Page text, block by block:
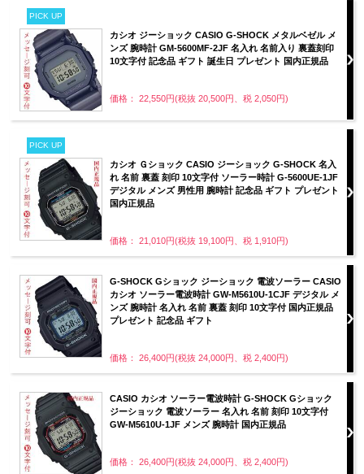
PICK UP
カシオ ジーショック CASIO G-SHOCK メタルベゼル メ
ンズ 腕時計 GM-5600MF-2JF 名入れ 名前入り 裏蓋刻印
10文字付 記念品 ギフト 誕生日 プレゼント 国内正規品
価格： 22,550円(税抜 20,500円、税 2,050円)
PICK UP
カシオ Ｇショック CASIO ジーショック G-SHOCK 名入
れ 名前 裏蓋 刻印 10文字付 ソーラー時計 G-5600UE-1JF
デジタル メンズ 男性用 腕時計 記念品 ギフト プレゼント
国内正規品
価格： 21,010円(税抜 19,100円、税 1,910円)
G-SHOCK Gショック ジーショック 電波ソーラー CASIO
カシオ ソーラー電波時計 GW-M5610U-1CJF デジタル メ
ンズ 腕時計 名入れ 名前 裏蓋 刻印 10文字付 国内正規品
プレゼント 記念品 ギフト
価格： 26,400円(税抜 24,000円、税 2,400円)
CASIO カシオ ソーラー電波時計 G-SHOCK Gショック
ジーショック 電波ソーラー 名入れ 名前 刻印 10文字付
GW-M5610U-1JF メンズ 腕時計 国内正規品
価格： 26,400円(税抜 24,000円、税 2,400円)